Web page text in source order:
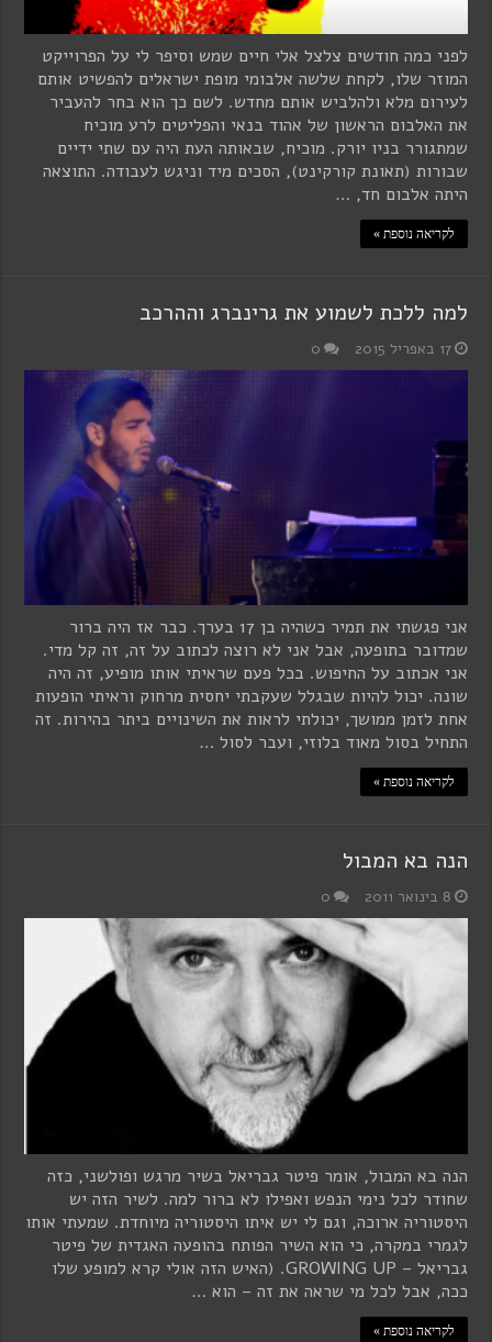
לפני כמה חודשים צלצל אלי חיים שמש וסיפר לי על הפרוייקט
המוזר שלו, לקחת שלשה אלבומי מופת ישראלים להפשיט אותם
לעירום מלא ולהלביש אותם מחדש. לשם כך הוא בחר להעביר
את האלבום הראשון של אהוד בנאי והפליטים לרע מוכיח
שמתגורר בניו יורק. מוכיח, שבאותה העת היה עם שתי ידיים
שבורות (תאונת קורקינט), הסכים מיד וניגש לעבודה. התוצאה
היתה אלבום חד, …
לקריאה נוספת »
למה ללכת לשמוע את גרינברג וההרכב
17 באפריל 2015 0
אני פגשתי את תמיר כשהיה בן 17 בערך. כבר אז היה ברור
שמדובר בתופעה, אבל אני לא רוצה לכתוב על זה, זה קל מדי.
אני אכתוב על החיפוש. בכל פעם שראיתי אותו מופיע, זה היה
שונה. יכול להיות שבגלל שעקבתי יחסית מרחוק וראיתי הופעות
אחת לזמן ממושך, יכולתי לראות את השינויים ביתר בהירות. זה
התחיל בסול מאוד בלוזי, ועבר לסול …
לקריאה נוספת »
הנה בא המבול
8 בינואר 2011 0
הנה בא המבול, אומר פיטר גבריאל בשיר מרגש ופולשני, כזה
שחודר לכל נימי הנפש ואפילו לא ברור למה. לשיר הזה יש
היסטוריה ארוכה, וגם לי יש איתו היסטוריה מיוחדת. שמעתי אותו
לגמרי במקרה, כי הוא השיר הפותח בהופעה האגדית של פיטר
גבריאל – GROWING UP. (האיש הזה אולי קרא למופע שלו
ככה, אבל לכל מי שראה את זה – הוא …
לקריאה נוספת »